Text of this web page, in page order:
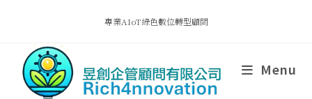
專業AIoT綠色數位轉型顧問
Menu